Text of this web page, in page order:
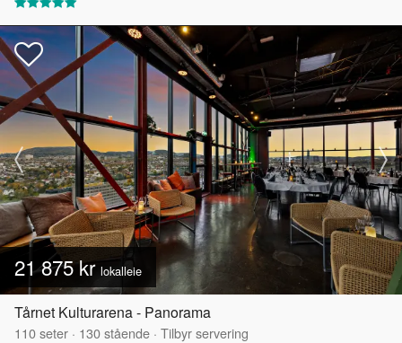
21 875 krlokalleie
Tårnet Kulturarena - Panorama
110seter · 130stående · Tilbyr servering